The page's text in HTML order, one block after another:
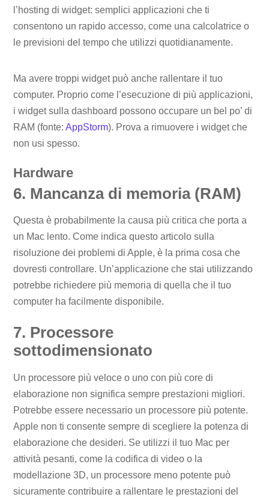
l’hosting di widget: semplici applicazioni che ti
consentono un rapido accesso, come una calcolatrice o
le previsioni del tempo che utilizzi quotidianamente.
Ma avere troppi widget può anche rallentare il tuo
computer. Proprio come l’esecuzione di più applicazioni,
i widget sulla dashboard possono occupare un bel po’ di
RAM (fonte:AppStorm). Prova a rimuovere i widget che
non usi spesso.
Hardware
6. Mancanza di memoria (RAM)
Questa è probabilmente la causa più critica che porta a
un Mac lento. Come indica questo articolo sulla
risoluzione dei problemi di Apple, è la prima cosa che
dovresti controllare. Un’applicazione che stai utilizzando
potrebbe richiedere più memoria di quella che il tuo
computer ha facilmente disponibile.
7. Processore
sottodimensionato
Un processore più veloce o uno con più core di
elaborazione non significa sempre prestazioni migliori.
Potrebbe essere necessario un processore più potente.
Apple non ti consente sempre di scegliere la potenza di
elaborazione che desideri. Se utilizzi il tuo Mac per
attività pesanti, come la codifica di video o la
modellazione 3D, un processore meno potente può
sicuramente contribuire a rallentare le prestazioni del